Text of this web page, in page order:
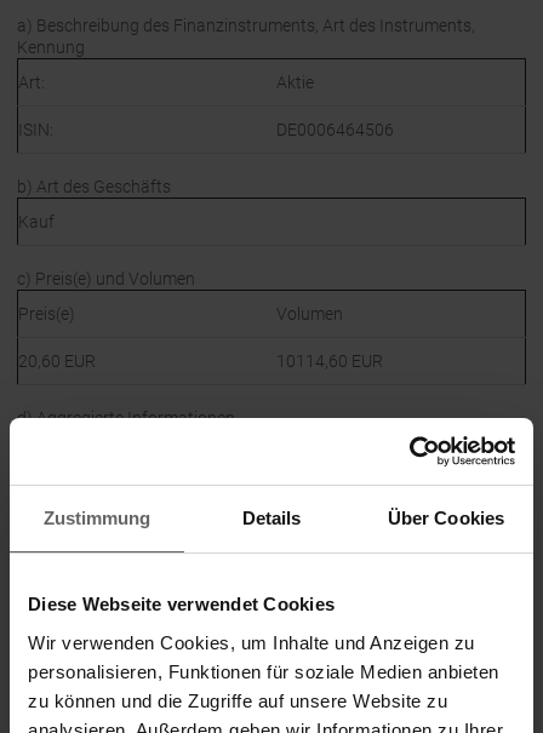
Zustimmung Details Über Cookies
Diese Webseite verwendet Cookies
Wir verwenden Cookies, um Inhalte und Anzeigen zu
personalisieren, Funktionen für soziale Medien anbieten
zu können und die Zugriffe auf unsere Website zu
a) Beschreibung des Finanzinstruments, Art des Instruments,
Kennung
Art:
Aktie
ISIN: DE0006464506
b) Art des Geschäfts
Kauf
c) Preis(e) und Volumen
Preis(e)
Volumen
20,60 EUR 10114,60 EUR
d) Aggregierte Informationen
Aggregiertes Volumen
e) Datum des Geschäfts
2019-09-26; UTC+2
f) Ort des Geschäfts
Name:
Börse Frankfurt